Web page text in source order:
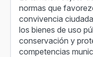
normas que
convivencia
los bienes de uso
conservación y
competencias